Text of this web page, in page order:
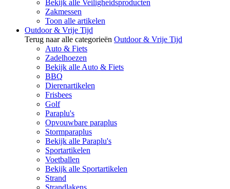
Bekijk alle Veiligheidsproducten
Zakmessen
Toon alle artikelen
Outdoor & Vrije Tijd
Terug naar alle categorieën Outdoor & Vrije Tijd
Auto & Fiets
Zadelhoezen
Bekijk alle Auto & Fiets
BBQ
Dierenartikelen
Frisbees
Golf
Paraplu's
Opvouwbare paraplus
Stormparaplus
Bekijk alle Paraplu's
Sportartikelen
Voetballen
Bekijk alle Sportartikelen
Strand
Strandlakens